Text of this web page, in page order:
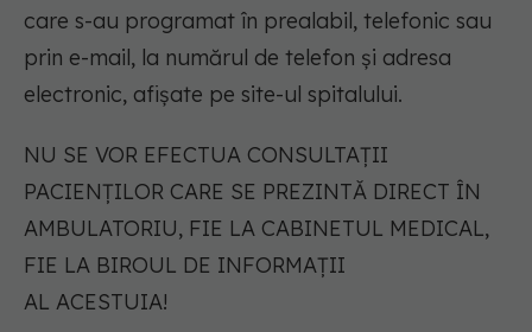
care s-au programat în prealabil, telefonic sau
prin e-mail, la numărul de telefon şi adresa
electronic, afişate pe site-ul spitalului.
NU SE VOR EFECTUA CONSULTAŢII
PACIENŢILOR CARE SE PREZINTĂ DIRECT ÎN
AMBULATORIU, FIE LA CABINETUL MEDICAL,
FIE LA BIROUL DE INFORMAŢII
AL ACESTUIA!